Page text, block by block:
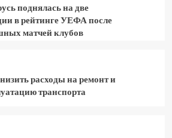
поднялась на две
в рейтинге УЕФА после
матчей клубов
расходы на ремонт и
транспорта